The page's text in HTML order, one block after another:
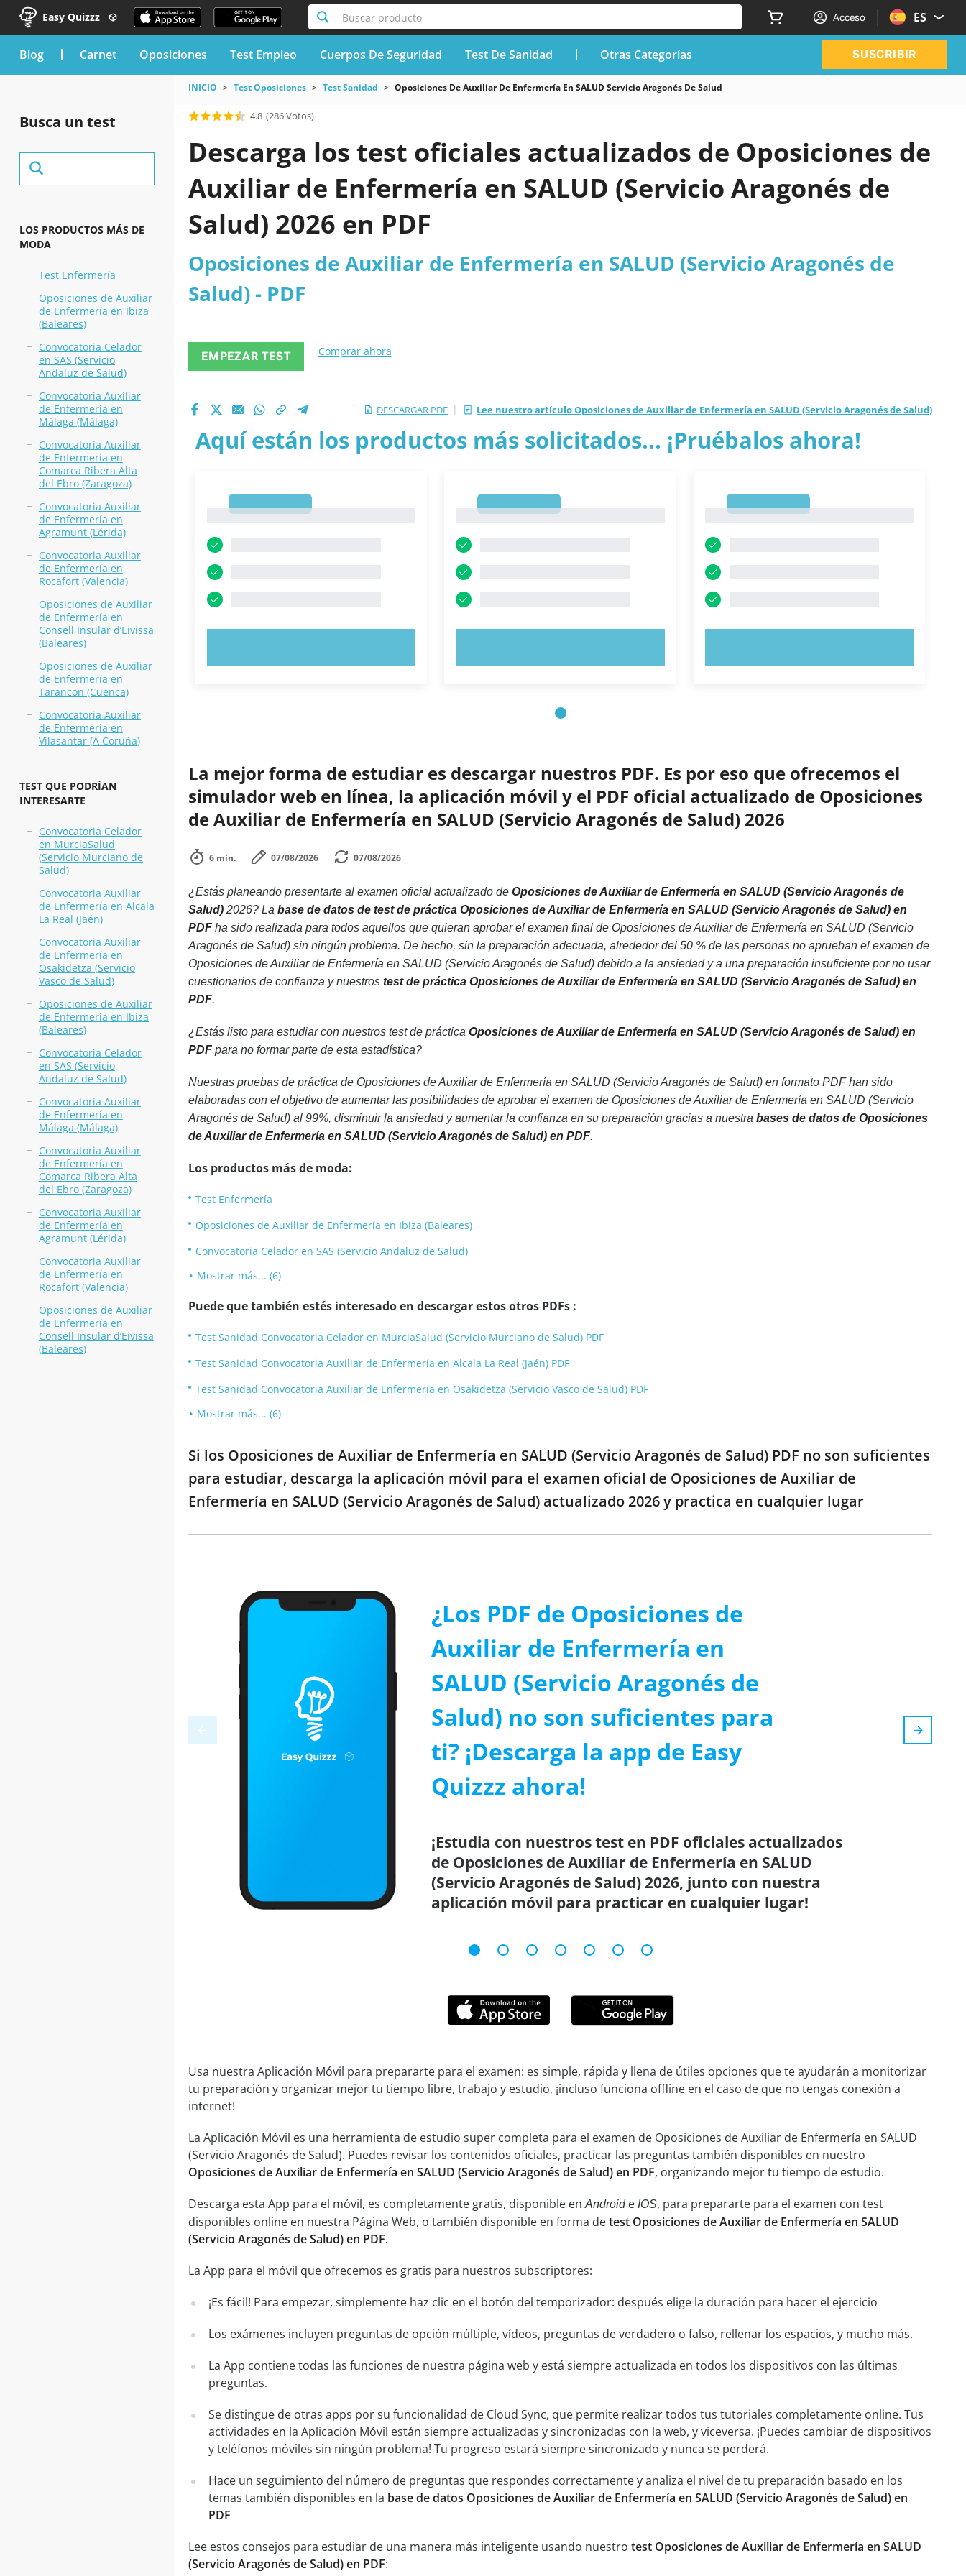
Easy Quizzz Buscar producto Acceso ES
blog Carnet Oposiciones Test Empleo Cuerpos De Seguridad Test De Sanidad Otras Categorías SUSCRIBIR
Busca un test
LOS PRODUCTOS MÁS DE
MODA
Test Enfermería
Oposiciones de Auxiliar
de Enfermería en Ibiza
(Baleares)
Convocatoria Celador
en SAS (Servicio
Andaluz de Salud)
Convocatoria Auxiliar
de Enfermería en
Málaga (Málaga)
Convocatoria Auxiliar
de Enfermería en
Comarca Ribera Alta
del Ebro (Zaragoza)
Convocatoria Auxiliar
de Enfermería en
Agramunt (Lérida)
Convocatoria Auxiliar
de Enfermería en
Rocafort (Valencia)
Oposiciones de Auxiliar
de Enfermería en
Consell Insular d’Eivissa
(Baleares)
Oposiciones de Auxiliar
de Enfermería en
Tarancon (Cuenca)
Convocatoria Auxiliar
de Enfermería en
Vilasantar (A Coruña)
TEST QUE PODRÍAN
INTERESARTE
Convocatoria Celador
en MurciaSalud
(Servicio Murciano de
Salud)
Convocatoria Auxiliar
de Enfermería en Alcala
La Real (Jaén)
Convocatoria Auxiliar
de Enfermería en
Osakidetza (Servicio
Vasco de Salud)
Oposiciones de Auxiliar
de Enfermería en Ibiza
(Baleares)
Convocatoria Celador
en SAS (Servicio
Andaluz de Salud)
Convocatoria Auxiliar
de Enfermería en
Málaga (Málaga)
Convocatoria Auxiliar
de Enfermería en
Comarca Ribera Alta
del Ebro (Zaragoza)
Convocatoria Auxiliar
de Enfermería en
Agramunt (Lérida)
Convocatoria Auxiliar
de Enfermería en
Rocafort (Valencia)
Oposiciones de Auxiliar
de Enfermería en
Consell Insular d’Eivissa
(Baleares)
INICIO Test Oposiciones Test Sanidad Oposiciones De Auxiliar De Enfermería En SALUD Servicio Aragonés De Salud
4.8 (286 Votos)
Descarga los test oficiales actualizados de Oposiciones de
Auxiliar de Enfermería en SALUD (Servicio Aragonés de
Salud) 2026 en PDF
Oposiciones de Auxiliar de Enfermería en SALUD (Servicio Aragonés de
Salud) - PDF
EMPEZAR TEST Comprar ahora
DESCARGAR PDF | Lee nuestro artículo Oposiciones de Auxiliar de Enfermería en SALUD (Servicio Aragonés de Salud)
Aquí están los productos más solicitados... ¡Pruébalos ahora!
La mejor forma de estudiar es descargar nuestros PDF. Es por eso que ofrecemos el
simulador web en línea, la aplicación móvil y el PDF oficial actualizado de Oposiciones
de Auxiliar de Enfermería en SALUD (Servicio Aragonés de Salud) 2026
6 min. 07/08/2026 07/08/2026
¿Estás planeando presentarte al examen oficial actualizado de Oposiciones de Auxiliar de Enfermería en SALUD (Servicio Aragonés de
Salud)2026? La base de datos de test de práctica Oposiciones de Auxiliar de Enfermería en SALUD (Servicio Aragonés de Salud) en
PDFha sido realizada para todos aquellos que quieran aprobar el examen final de Oposiciones de Auxiliar de Enfermería en SALUD (Servicio
Aragonés de Salud) sin ningún problema. De hecho, sin la preparación adecuada, alrededor del 50 % de las personas no aprueban el examen de
Oposiciones de Auxiliar de Enfermería en SALUD (Servicio Aragonés de Salud) debido a la ansiedad y a una preparación insuficiente por no usar
cuestionarios de confianza y nuestros test de práctica Oposiciones de Auxiliar de Enfermería en SALUD (Servicio Aragonés de Salud) en
PDF.
¿Estás listo para estudiar con nuestros test de práctica Oposiciones de Auxiliar de Enfermería en SALUD (Servicio Aragonés de Salud) en
PDFpara no formar parte de esta estadística?
Nuestras pruebas de práctica de Oposiciones de Auxiliar de Enfermería en SALUD (Servicio Aragonés de Salud) en formato PDF han sido
elaboradas con el objetivo de aumentar las posibilidades de aprobar el examen de Oposiciones de Auxiliar de Enfermería en SALUD (Servicio
Aragonés de Salud) al 99%, disminuir la ansiedad y aumentar la confianza en su preparación gracias a nuestra bases de datos de Oposiciones
de Auxiliar de Enfermería en SALUD (Servicio Aragonés de Salud) en PDF.
Los productos más de moda:
Test Enfermería
Oposiciones de Auxiliar de Enfermería en Ibiza (Baleares)
Convocatoria Celador en SAS (Servicio Andaluz de Salud)
Mostrar más... (6)
Puede que también estés interesado en descargar estos otros PDFs :
Test Sanidad Convocatoria Celador en MurciaSalud (Servicio Murciano de Salud) PDF
Test Sanidad Convocatoria Auxiliar de Enfermería en Alcala La Real (Jaén) PDF
Test Sanidad Convocatoria Auxiliar de Enfermería en Osakidetza (Servicio Vasco de Salud) PDF
Mostrar más... (6)
Si los Oposiciones de Auxiliar de Enfermería en SALUD (Servicio Aragonés de Salud) PDF no son suficientes
para estudiar, descarga la aplicación móvil para el examen oficial de Oposiciones de Auxiliar de
Enfermería en SALUD (Servicio Aragonés de Salud) actualizado 2026 y practica en cualquier lugar
¿Los PDF de Oposiciones de
Auxiliar de Enfermería en
SALUD (Servicio Aragonés de
Salud) no son suficientes para
ti? ¡Descarga la app de Easy
Quizzz ahora!
¡Estudia con nuestros test en PDF oficiales actualizados
de Oposiciones de Auxiliar de Enfermería en SALUD
(Servicio Aragonés de Salud) 2026, junto con nuestra
aplicación móvil para practicar en cualquier lugar!
Usa nuestra Aplicación Móvil para prepararte para el examen: es simple, rápida y llena de útiles opciones que te ayudarán a monitorizar
tu preparación y organizar mejor tu tiempo libre, trabajo y estudio, ¡incluso funciona offline en el caso de que no tengas conexión a
internet!
La Aplicación Móvil es una herramienta de estudio super completa para el examen de Oposiciones de Auxiliar de Enfermería en SALUD
(Servicio Aragonés de Salud). Puedes revisar los contenidos oficiales, practicar las preguntas también disponibles en nuestro
Oposiciones de Auxiliar de Enfermería en SALUD (Servicio Aragonés de Salud) en PDF, organizando mejor tu tiempo de estudio.
Descarga esta App para el móvil, es completamente gratis, disponible enAndroide IOS, para prepararte para el examen con test
disponibles online en nuestra Página Web, o también disponible en forma detest Oposiciones de Auxiliar de Enfermería en SALUD
(Servicio Aragonés de Salud) en PDF.
La App para el móvil que ofrecemos es gratis para nuestros subscriptores:
¡Es fácil! Para empezar, simplemente haz clic en el botón del temporizador: después elige la duración para hacer el ejercicio
Los exámenes incluyen preguntas de opción múltiple, vídeos, preguntas de verdadero o falso, rellenar los espacios, y mucho más.
La App contiene todas las funciones de nuestra página web y está siempre actualizada en todos los dispositivos con las últimas
preguntas.
Se distingue de otras apps por su funcionalidad de Cloud Sync, que permite realizar todos tus tutoriales completamente online. Tus
actividades en la Aplicación Móvil están siempre actualizadas y sincronizadas con la web, y viceversa. ¡Puedes cambiar de dispositivos
y teléfonos móviles sin ningún problema! Tu progreso estará siempre sincronizado y nunca se perderá.
Hace un seguimiento del número de preguntas que respondes correctamente y analiza el nivel de tu preparación basado en los
temas también disponibles en la base de datos Oposiciones de Auxiliar de Enfermería en SALUD (Servicio Aragonés de Salud) en
PDF
Lee estos consejos para estudiar de una manera más inteligente usando nuestro test Oposiciones de Auxiliar de Enfermería en SALUD
(Servicio Aragonés de Salud) en PDF: